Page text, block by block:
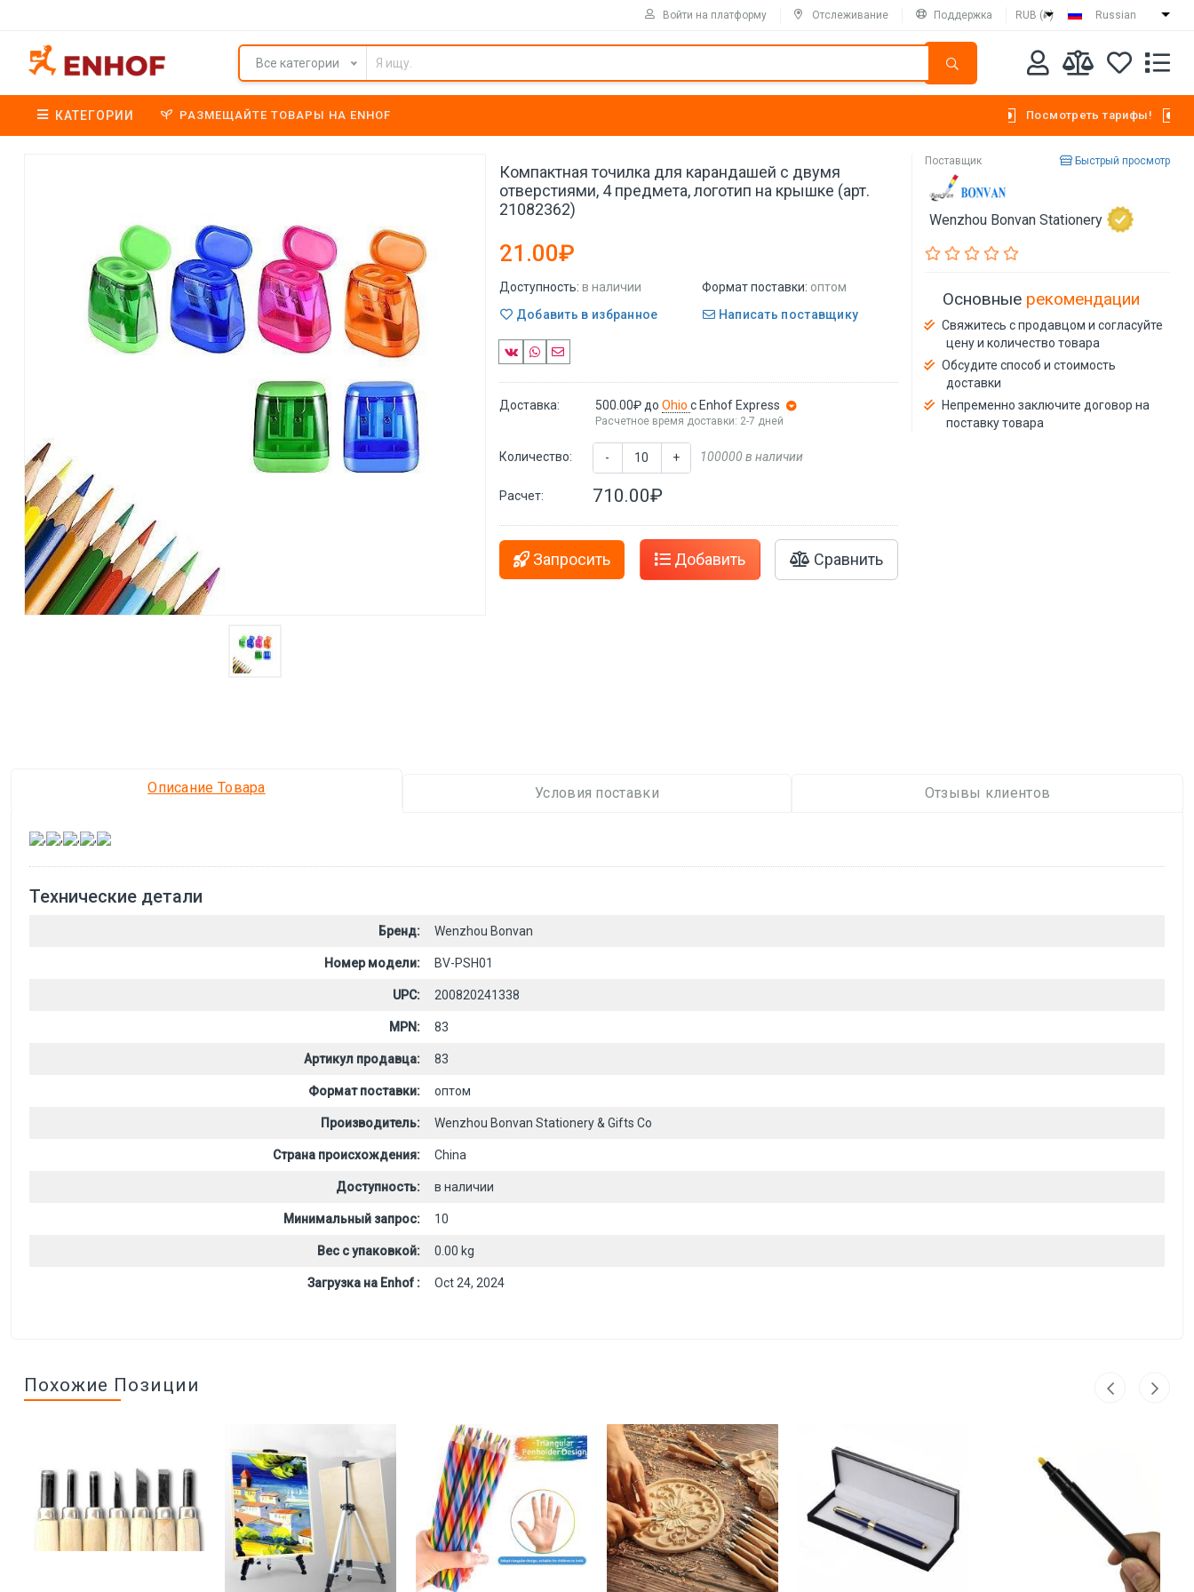
Войти на платформу Отслеживание Поддержка RUB (₽) Russian
Все категории
КАТЕГОРИИ РАЗМЕЩАЙТЕ ТОВАРЫ НА ENHOF Посмотреть тарифы!
Компактная точилка для карандашей с двумя
отверстиями, 4 предмета, логотип на крышке (арт.
21082362)
21.00₽
Доступность: в наличии Формат поставки: оптом
Добавить в избранное
Написать поставщику
Доставка: 500.00₽ доOhioс Enhof Express
Расчетное время доставки: 2-7 дней
Количество: - + 100000 в наличии
Расчет: 710.00₽
Запросить Добавить Сравнить
Поставщик Быстрый просмотр
Wenzhou Bonvan Stationery
Основные рекомендации
Свяжитесь с продавцом и согласуйте
цену и количество товара
Обсудите способ и стоимость
доставки
Непременно заключите договор на
поставку товара
Описание Товара Условия поставки Отзывы клиентов
, , , ,
Технические детали
Бренд: Wenzhou Bonvan
Номер модели: BV-PSH01
UPC: 200820241338
MPN: 83
Артикул продавца: 83
Формат поставки: оптом
Производитель: Wenzhou Bonvan Stationery & Gifts Co
Страна происхождения: China
Доступность: в наличии
Минимальный запрос: 10
Вес с упаковкой: 0.00 kg
Загрузка на Enhof : Oct 24, 2024
Похожие Позиции